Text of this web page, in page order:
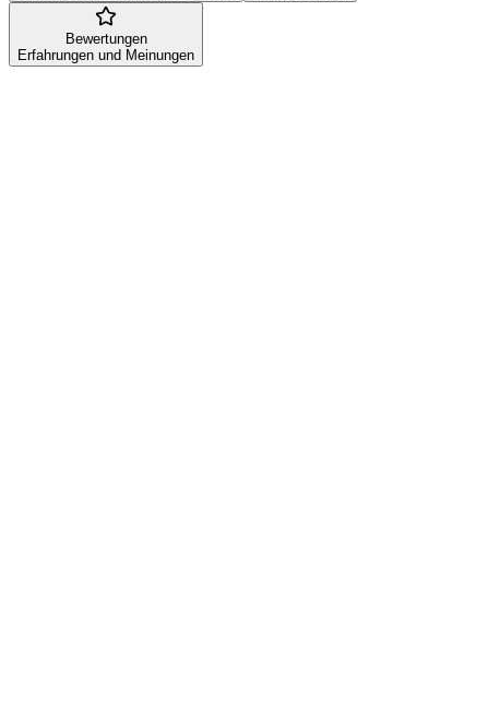
Bewertungen
Erfahrungen und Meinungen